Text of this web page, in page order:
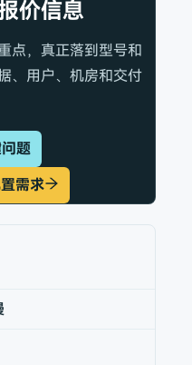
价信息
点，真正落到型号和
、用户、机房和交付
题
需求